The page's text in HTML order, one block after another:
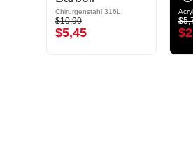
Chirurgenstahl 316L
$10,90
$5,45
Acryl